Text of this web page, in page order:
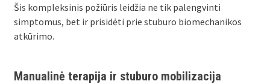
Šis kompleksinis požiūris leidžia ne tik palengvinti
simptomus, bet ir prisidėti prie stuburo biomechanikos
atkūrimo.
Manualinė terapija ir stuburo mobilizacija